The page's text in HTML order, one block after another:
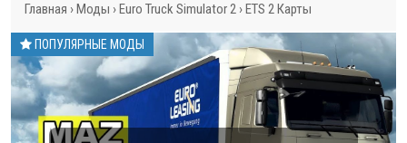
Главная › Моды › Euro Truck Simulator 2 › ETS 2 Карты
ПОПУЛЯРНЫЕ МОДЫ